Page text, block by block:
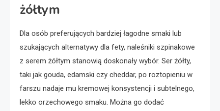
żółtym
Dla osób preferujących bardziej łagodne smaki lub
szukających alternatywy dla fety, naleśniki szpinakowe
z serem żółtym stanowią doskonały wybór. Ser żółty,
taki jak gouda, edamski czy cheddar, po roztopieniu w
farszu nadaje mu kremowej konsystencji i subtelnego,
lekko orzechowego smaku. Można go dodać